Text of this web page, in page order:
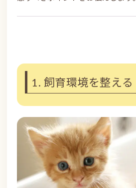
1. 飼育環境を整える